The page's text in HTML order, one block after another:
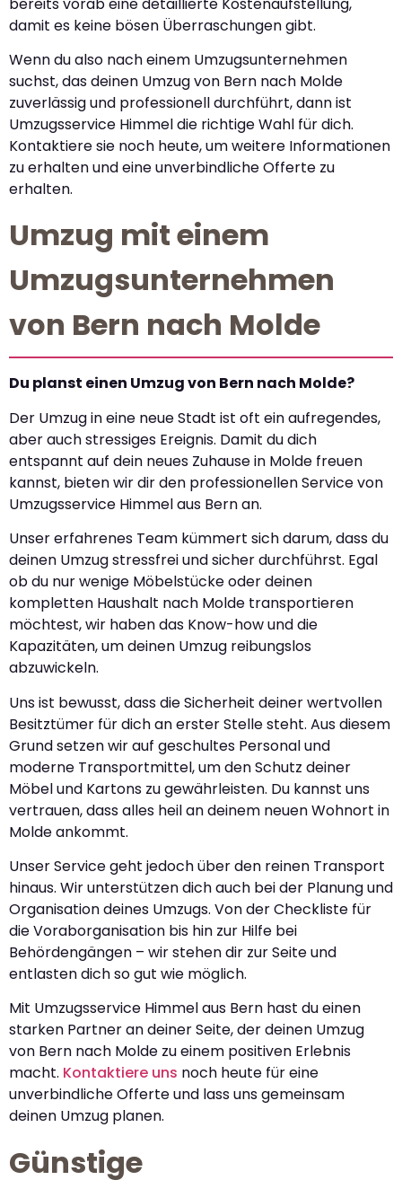
damit es keine bösen Überraschungen gibt.
Wenn du also nach einem Umzugsunternehmen
suchst, das deinen Umzug von Bern nach Molde
zuverlässig und professionell durchführt, dann ist
Umzugsservice Himmel die richtige Wahl für dich.
Kontaktiere sie noch heute, um weitere Informationen
zu erhalten und eine unverbindliche Offerte zu
erhalten.
Umzug mit einem
Umzugsunternehmen
von Bern nach Molde
Du planst einen Umzug von Bern nach Molde?
Der Umzug in eine neue Stadt ist oft ein aufregendes,
aber auch stressiges Ereignis. Damit du dich
entspannt auf dein neues Zuhause in Molde freuen
kannst, bieten wir dir den professionellen Service von
Umzugsservice Himmel aus Bern an.
Unser erfahrenes Team kümmert sich darum, dass du
deinen Umzug stressfrei und sicher durchführst. Egal
ob du nur wenige Möbelstücke oder deinen
kompletten Haushalt nach Molde transportieren
möchtest, wir haben das Know-how und die
Kapazitäten, um deinen Umzug reibungslos
abzuwickeln.
Uns ist bewusst, dass die Sicherheit deiner wertvollen
Besitztümer für dich an erster Stelle steht. Aus diesem
Grund setzen wir auf geschultes Personal und
moderne Transportmittel, um den Schutz deiner
Möbel und Kartons zu gewährleisten. Du kannst uns
vertrauen, dass alles heil an deinem neuen Wohnort in
Molde ankommt.
Unser Service geht jedoch über den reinen Transport
hinaus. Wir unterstützen dich auch bei der Planung und
Organisation deines Umzugs. Von der Checkliste für
die Voraborganisation bis hin zur Hilfe bei
Behördengängen – wir stehen dir zur Seite und
entlasten dich so gut wie möglich.
Mit Umzugsservice Himmel aus Bern hast du einen
starken Partner an deiner Seite, der deinen Umzug
von Bern nach Molde zu einem positiven Erlebnis
macht. Kontaktiere uns noch heute für eine
unverbindliche Offerte und lass uns gemeinsam
deinen Umzug planen.
Günstige